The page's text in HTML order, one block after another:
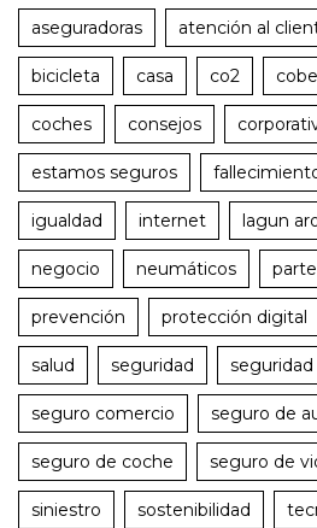
aseguradoras atención al
bicicleta casa co2
coches consejos
estamos seguros
igualdad internet lagun
negocio neumáticos
prevención protección digital
salud seguridad seguridad
seguro comercio seguro de
seguro de coche seguro de
siniestro sostenibilidad